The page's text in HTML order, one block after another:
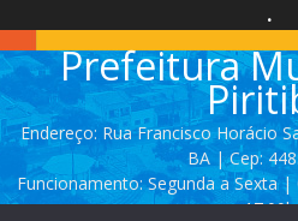
.
Prefeitura
Endereço: Rua Francisco Horácio
BA | Cep:
Funcionamento: Segunda a Sexta |
17:00h